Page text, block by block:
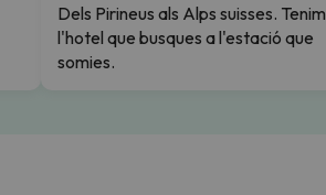
Dels Pirineus als Alps suisses. Tenim
l'hotel que busques a l'estació que
somies.